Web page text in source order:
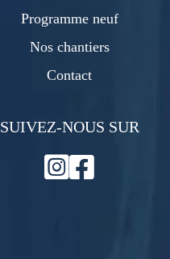
Programme neuf
Nos chantiers
Contact
SUIVEZ-NOUS SUR